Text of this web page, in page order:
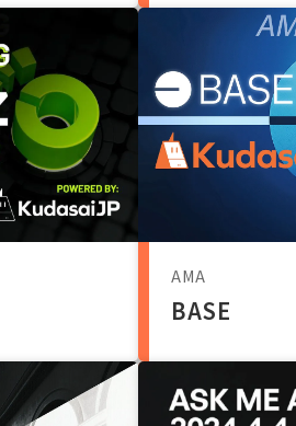
AMA
BASE